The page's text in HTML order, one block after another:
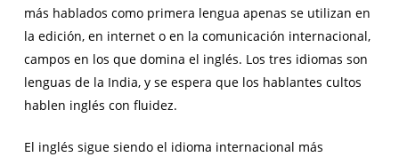
más hablados como primera lengua apenas se utilizan en
la edición, en internet o en la comunicación internacional,
campos en los que domina el inglés. Los tres idiomas son
lenguas de la India, y se espera que los hablantes cultos
hablen inglés con fluidez.
El inglés sigue siendo el idioma internacional más